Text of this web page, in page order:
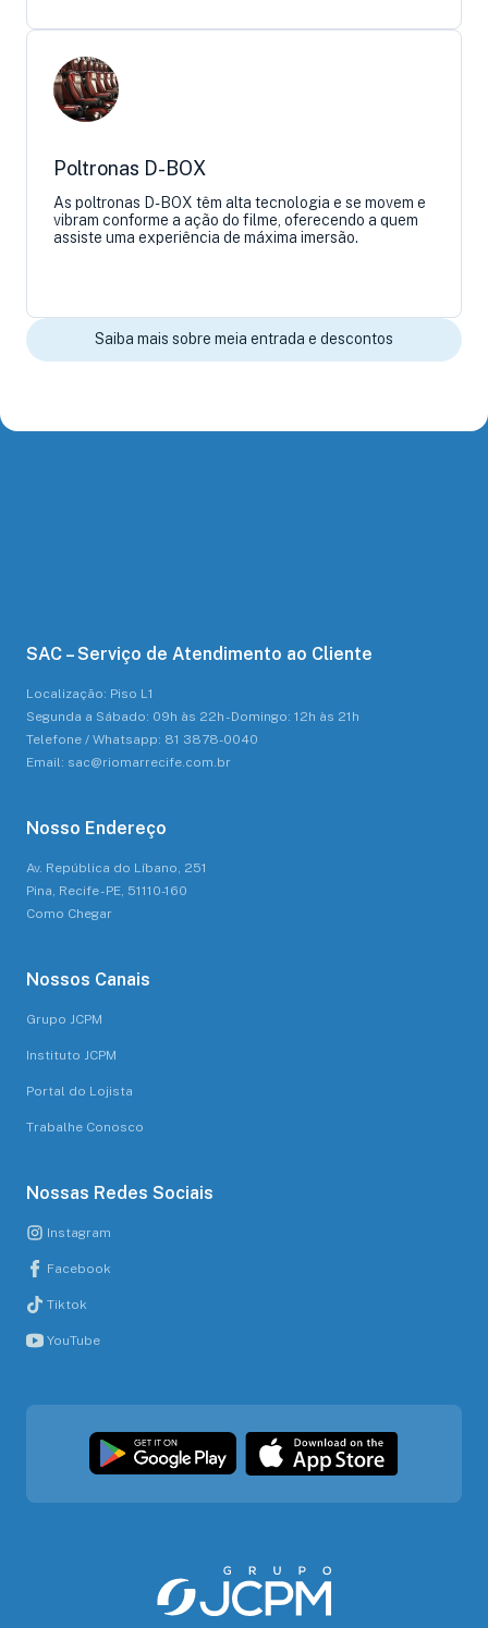
Poltronas D-BOX
As poltronas D-BOX têm alta tecnologia e se movem e
vibram conforme a ação do filme, oferecendo a quem
assiste uma experiência de máxima imersão.
Saiba mais sobre meia entrada e descontos
SAC – Serviço de Atendimento ao Cliente
Localização: Piso L1
Segunda a Sábado: 09h às 22h - Domingo: 12h às 21h
Telefone / Whatsapp: 81 3878-0040
Email: sac@riomarrecife.com.br
Nosso Endereço
Av. República do Líbano, 251
Pina, Recife - PE, 51110-160
Como Chegar
Nossos Canais
Grupo JCPM
Instituto JCPM
Portal do Lojista
Trabalhe Conosco
Nossas Redes Sociais
Instagram
Facebook
Tiktok
YouTube